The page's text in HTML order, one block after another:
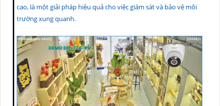
cao, là một giải pháp hiệu quả cho việc giám sát và bảo vệ môi
trường xung quanh.